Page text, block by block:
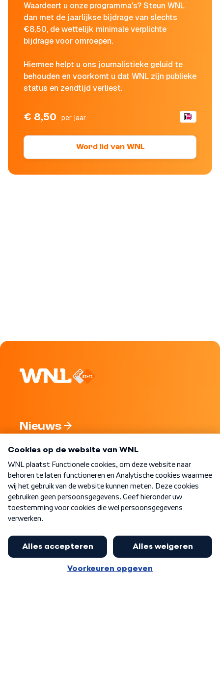
Waardeert u onze programma's? Steun WNL
dan met de jaarlijkse bijdrage van slechts
€8,50, de wettelijk minimale verplichte
bijdrage voor omroepen.
Hiermee helpt u ons journalistieke geluid te
behouden en voorkomt u dat WNL zijn publieke
status en zendtijd verliest.
€ 8,50 per jaar
Word lid van WNL
Nieuws
Nieuwsbrief
Word Lid